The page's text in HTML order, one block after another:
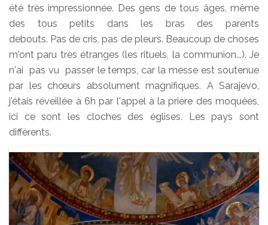
été très impressionnée. Des gens de tous âges, même
des tous petits dans les bras des parents
debouts. Pas de cris, pas de pleurs. Beaucoup de choses
m'ont paru très étranges (les rituels, la communion...). Je
n'ai pas vu passer le temps, car la messe est soutenue
par les chœurs absolument magnifiques. A Sarajevo,
j'étais réveillée à 6h par l'appel à la prière des moquées,
ici ce sont les cloches des églises. Les pays sont
différents.